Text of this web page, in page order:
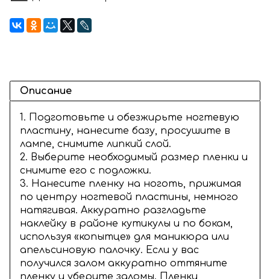
Описание
1. Подготовьте и обезжирьте ногтевую
пластину, нанесите базу, просушите в
лампе, снимите липкий слой.
2. Выберите необходимый размер пленки и
снимите его с подложки.
3. Нанесите пленку на ноготь, прижимая
по центру ногтевой пластины, немного
натягивая. Аккуратно разгладьте
наклейку в районе кутикулы и по бокам,
используя «копытце» для маникюра или
апельсиновую палочку. Если у вас
получился залом аккуратно оттяните
пленку и уберите заломы. Пленки